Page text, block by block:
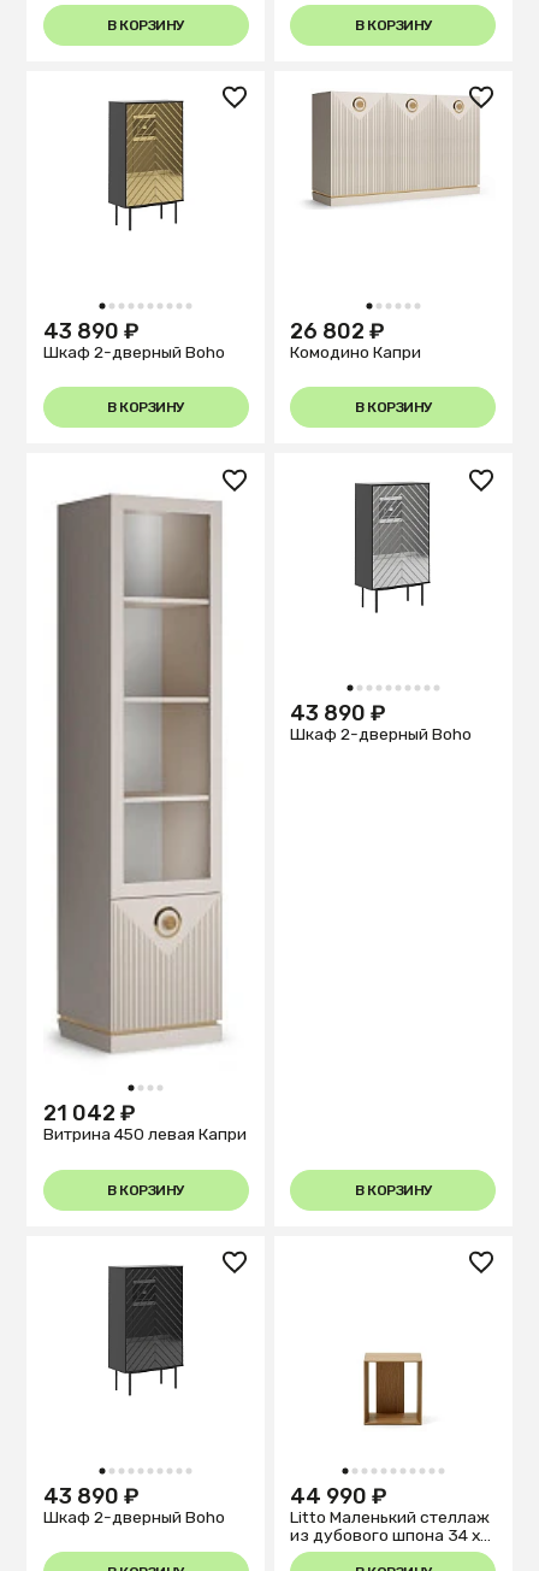
В КОРЗИНУ В КОРЗИНУ
1 2 3 4 5 6 7 8 9 10
43 890 ₽
Шкаф 2-дверный Boho
В КОРЗИНУ
1 2 3 4 5 6
26 802 ₽
Комодино Капри
В КОРЗИНУ
1 2 3 4
21 042 ₽
Витрина 450 левая Капри
В КОРЗИНУ
1 2 3 4 5 6 7 8 9 10
43 890 ₽
Шкаф 2-дверный Boho
В КОРЗИНУ
1 2 3 4 5 6 7 8 9 10
43 890 ₽
Шкаф 2-дверный Boho
1 2 3 4 5 6 7 8 9 1011
44 990 ₽
Litto Маленький стеллаж
из дубового шпона 34 x
38 см